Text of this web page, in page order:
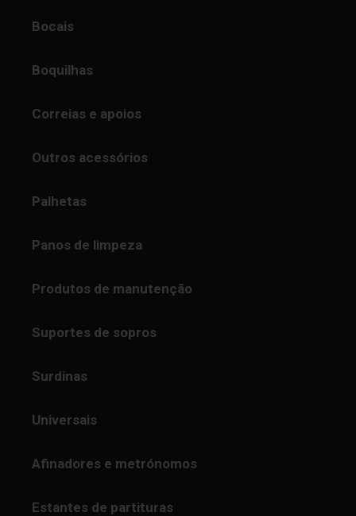
Bocais
Boquilhas
Correias e apoios
Outros acessórios
Palhetas
Panos de limpeza
Produtos de manutenção
Suportes de sopros
Surdinas
Universais
Afinadores e metrónomos
Estantes de partituras